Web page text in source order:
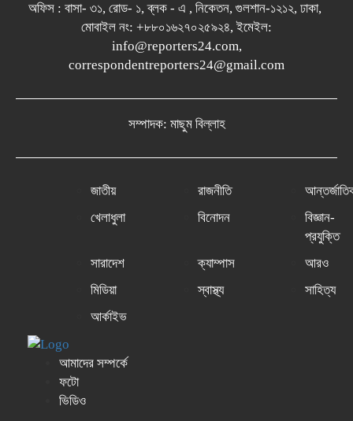
অফিস : বাসা- ৩১, রোড- ১, ব্লক - এ , নিকেতন, গুলশান-১২১২, ঢাকা,
মোবাইল নং: +৮৮০১৬২৭০২৫৯২৪, ইমেইল:
info@reporters24.com,
correspondentreporters24@gmail.com
সম্পাদক: মাছুম বিল্লাহ
জাতীয় রাজনীতি
খেলাধুলা
বিনোদন
বিজ্ঞান-
প্রযুক্তি
সারাদেশ
ক্যাম্পাস
আরও
মিডিয়া
স্বাস্থ্য
সাহিত্য
আর্কাইভ
আমাদের সম্পর্কে
ফটো
ভিডিও